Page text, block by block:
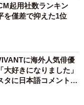
る頻度が高まって
とを知らせてくれ
知人でした。太樹さ
たこと、そして「鬼
説明すると、「す
です。「自分の書
起用社数ランキン
を僅差で抑えた1位
に海外人気俳優
好きになりました」
タに日本語コメント